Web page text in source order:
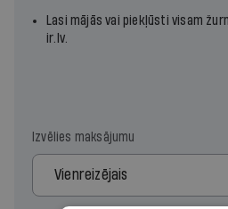
Lasi mājās vai piekļūsti visam
ir.lv
Izvēlies maksājumu
Vienreizējais